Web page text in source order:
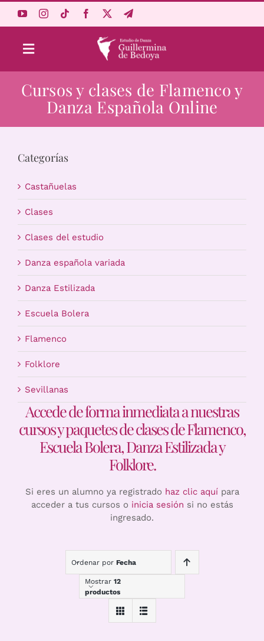
Toggle
Navigation
Aprende Online
Estudio
Carrito
Cursos y clases de Flamenco y
Danza Española Online
Categorías
Castañuelas
Clases
Clases del estudio
Danza española variada
Danza Estilizada
Escuela Bolera
Flamenco
Folklore
Sevillanas
Accede de forma inmediata a nuestras
cursos y paquetes de clases de Flamenco,
Escuela Bolera, Danza Estilizada y
Folklore.
Si eres un alumno ya registrado haz clic aquípara
acceder a tus cursos o inicia sesión si no estás
ingresado.
Ordenar por Fecha
Mostrar 12
productos